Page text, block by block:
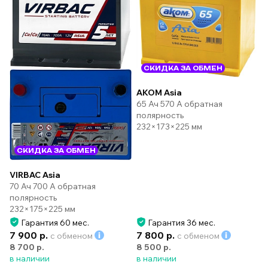
СКИДКА ЗА ОБМЕН
VIRBAC Asia
70 Ач 700 А обратная
полярность
232×175×225 мм
Гарантия 60 мес.
7 900 р. с обменом
8 700 р.
в наличии
СКИДКА ЗА ОБМЕН
AKOM Asia
65 Ач 570 А обратная
полярность
232×173×225 мм
Гарантия 36 мес.
7 800 р. с обменом
8 500 р.
в наличии